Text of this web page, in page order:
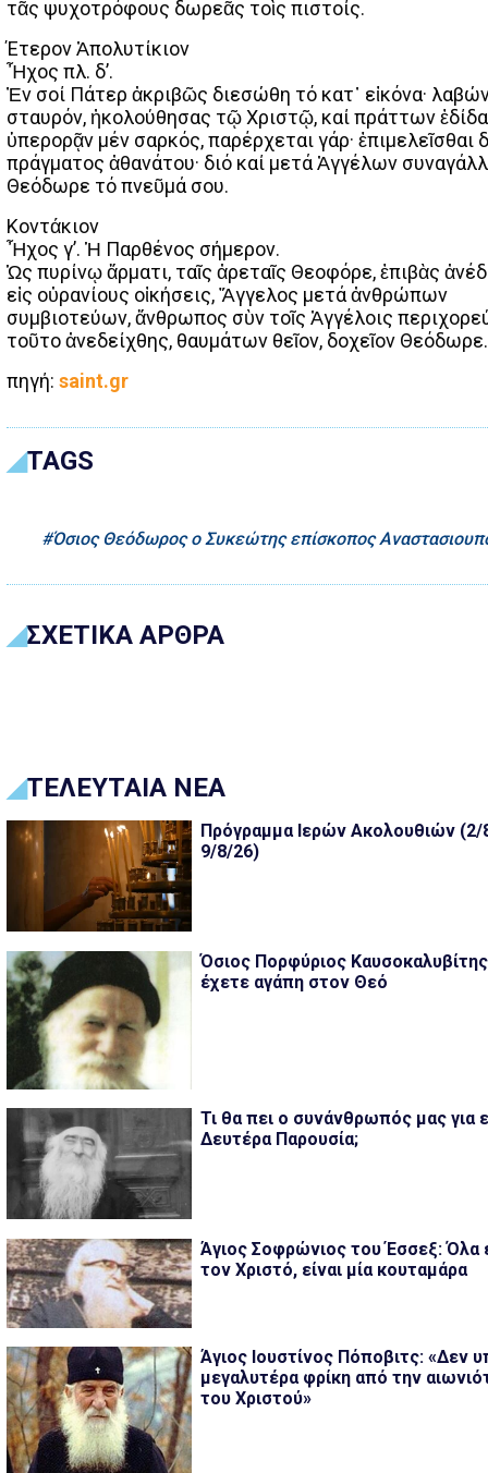
τᾶς ψυχοτρόφους δωρεᾶς τοὶς πιστοίς.
Έτερον Ἀπολυτίκιον
Ἦχος πλ. δ’.
Ἐν σοί Πάτερ ἀκριβῶς διεσώθη τό κατ᾽ εἰκόνα·
σταυρόν, ἠκολούθησας τῷ Χριστῷ, καί πράττων
ὑπερορᾷν μέν σαρκός, παρέρχεται γάρ· ἐπιμελεῖσθαι
πράγματος ἀθανάτoυ· διό καί μετά Ἀγγέλων
Θεόδωρε τό πνεῦμά σου.
Κοντάκιον
Ἦχος γ’. Ἡ Παρθένος σήμερον.
Ὡς πυρίνῳ ἅρματι, ταῖς ἀρεταῖς Θεοφόρε, ἐπιβὰς
εἰς οὐρανίους οἰκήσεις, Ἄγγελος μετά ἀνθρώπων
συμβιοτεύων, ἄνθρωπος σὺν τοῖς Ἀγγέλοις
τοῦτο ἀνεδείχθης, θαυμάτων θεῖον, δοχεῖον Θεόδωρε.
πηγή: saint.gr
TAGS
Όσιος Θεόδωρος ο Συκεώτης επίσκοπος
ΣΧΕΤΙΚΑ ΑΡΘΡΑ
ΤΕΛΕΥΤΑΙΑ ΝΕΑ
Πρόγραμμα Ιερών Ακολουθιών (2/
9/8/26)
Όσιος Πορφύριος
έχετε αγάπη στον Θεό
Τι θα πει ο συνάνθρωπός μας για
Δευτέρα Παρουσία;
Άγιος Σοφρώνιος του Έσσεξ:
τον Χριστό, είναι μία κουταμάρα
Άγιος Ιουστίνος Πόποβιτς: «Δεν
μεγαλυτέρα φρίκη από την
του Χριστού»